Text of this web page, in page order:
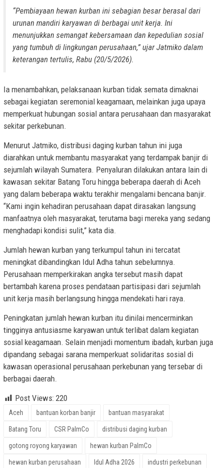
“Pembiayaan hewan kurban ini sebagian besar berasal dari
urunan mandiri karyawan di berbagai unit kerja. Ini
menunjukkan semangat kebersamaan dan kepedulian sosial
yang tumbuh di lingkungan perusahaan,” ujar Jatmiko dalam
keterangan tertulis, Rabu (20/5/2026).
Ia menambahkan, pelaksanaan kurban tidak semata dimaknai
sebagai kegiatan seremonial keagamaan, melainkan juga upaya
memperkuat hubungan sosial antara perusahaan dan masyarakat
sekitar perkebunan.
Menurut Jatmiko, distribusi daging kurban tahun ini juga
diarahkan untuk membantu masyarakat yang terdampak banjir di
sejumlah wilayah Sumatera. Penyaluran dilakukan antara lain di
kawasan sekitar Batang Toru hingga beberapa daerah di Aceh
yang dalam beberapa waktu terakhir mengalami bencana banjir.
“Kami ingin kehadiran perusahaan dapat dirasakan langsung
manfaatnya oleh masyarakat, terutama bagi mereka yang sedang
menghadapi kondisi sulit,” kata dia.
Jumlah hewan kurban yang terkumpul tahun ini tercatat
meningkat dibandingkan Idul Adha tahun sebelumnya.
Perusahaan memperkirakan angka tersebut masih dapat
bertambah karena proses pendataan partisipasi dari sejumlah
unit kerja masih berlangsung hingga mendekati hari raya.
Peningkatan jumlah hewan kurban itu dinilai mencerminkan
tingginya antusiasme karyawan untuk terlibat dalam kegiatan
sosial keagamaan. Selain menjadi momentum ibadah, kurban juga
dipandang sebagai sarana memperkuat solidaritas sosial di
kawasan operasional perusahaan perkebunan yang tersebar di
berbagai daerah.
Post Views: 220
Aceh bantuan korban banjir bantuan masyarakat
Batang Toru CSR PalmCo distribusi daging kurban
gotong royong karyawan hewan kurban PalmCo
hewan kurban perusahaan Idul Adha 2026 industri perkebunan